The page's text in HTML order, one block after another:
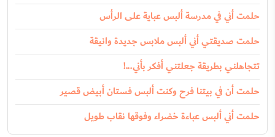
حلمت أني في مدرسة ألبس عباية على الرأس
حلمت صديقتي أني ألبس ملابس جديدة وانيقة
تتجاهلني بطريقة جعلتني أفكر بأني...!
حلمت أن في بيتنا فرح وكنت ألبس فستان أبيض قصير
حلمت أني ألبس عباءة خضراء وفوقها نقاب طويل